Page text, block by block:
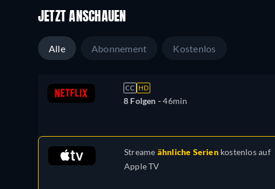
JETZT ANSCHAUEN
Alle Abonnement Kostenlos
CC HD
8 Folgen -46min
Streame ähnliche Serienkostenlos auf
Apple TV